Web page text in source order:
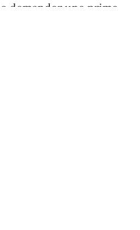
demander une prime